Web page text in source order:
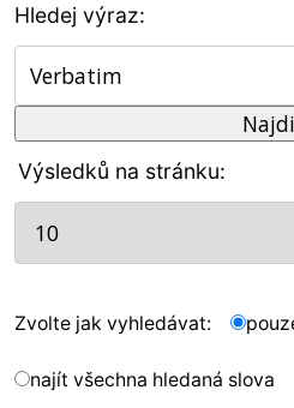
Hledej výraz:
Výsledků na stránku:
Zvolte jak vyhledávat:
najít všechna hledaná slova